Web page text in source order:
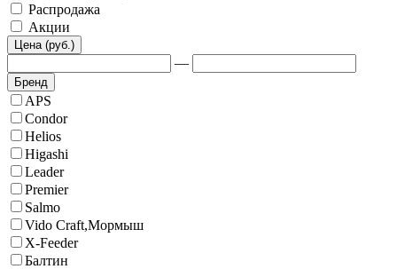
Распродажа
Акции
Цена (руб.)
—
Бренд
APS
Condor
Helios
Higashi
Leader
Premier
Salmo
Vido Craft,Мормыш
X-Feeder
Балтин